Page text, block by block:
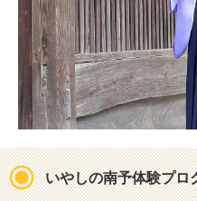
いやしの南予体験プロ